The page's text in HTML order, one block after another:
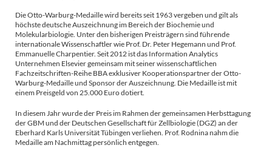
Die Otto-Warburg-Medaille wird bereits seit 1963 vergeben und gilt als
höchste deutsche Auszeichnung im Bereich der Biochemie und
Molekularbiologie. Unter den bisherigen Preisträgern sind führende
internationale Wissenschaftler wie Prof. Dr. Peter Hegemann und Prof.
Emmanuelle Charpentier. Seit 2012 ist das Information Analytics
Unternehmen Elsevier gemeinsam mit seiner wissenschaftlichen
Fachzeitschriften-Reihe BBA exklusiver Kooperationspartner der Otto-
Warburg-Medaille und Sponsor der Auszeichnung. Die Medaille ist mit
einem Preisgeld von 25.000 Euro dotiert.
In diesem Jahr wurde der Preis im Rahmen der gemeinsamen Herbsttagung
der GBM und der Deutschen Gesellschaft für Zellbiologie (DGZ) an der
Eberhard Karls Universität Tübingen verliehen. Prof. Rodnina nahm die
Medaille am Nachmittag persönlich entgegen.